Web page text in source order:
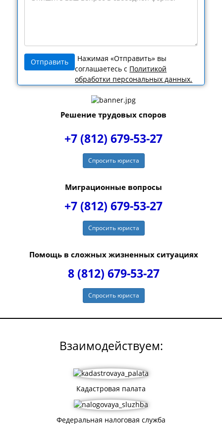
Нажимая «Отправить» вы
соглашаетесь с Политикой
обработки персональных данных.
Решение трудовых споров
+7 (812) 679-53-27
Спросить юриста
Миграционные вопросы
+7 (812) 679-53-27
Спросить юриста
Помощь в сложных жизненных ситуациях
8 (812) 679-53-27
Спросить юриста
Взаимодействуем:
Кадастровая палата
Федеральная налоговая служба